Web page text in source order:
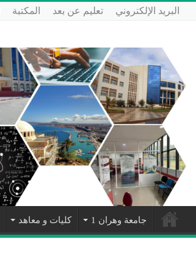
البريد الإلكتروني تعليم عن بعد المكتبة
جامعة وهران 1 كليات و معاهد